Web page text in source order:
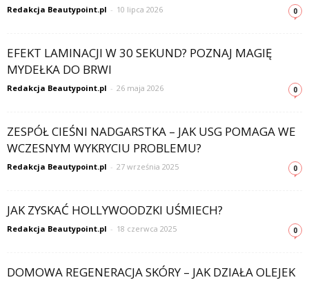
Redakcja Beautypoint.pl - 10 lipca 2026 0
EFEKT LAMINACJI W 30 SEKUND? POZNAJ MAGIĘ
MYDEŁKA DO BRWI
Redakcja Beautypoint.pl - 26 maja 2026 0
ZESPÓŁ CIEŚNI NADGARSTKA – JAK USG POMAGA WE
WCZESNYM WYKRYCIU PROBLEMU?
Redakcja Beautypoint.pl - 27 września 2025 0
JAK ZYSKAĆ HOLLYWOODZKI UŚMIECH?
Redakcja Beautypoint.pl - 18 czerwca 2025 0
DOMOWA REGENERACJA SKÓRY – JAK DZIAŁA OLEJEK